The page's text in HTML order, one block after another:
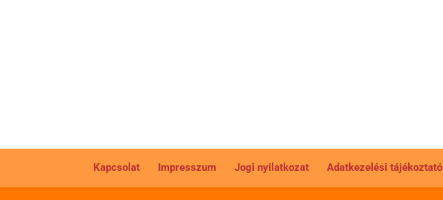
Kapcsolat Impresszum Jogi nyilatkozat Adatkezelési tájékoztató